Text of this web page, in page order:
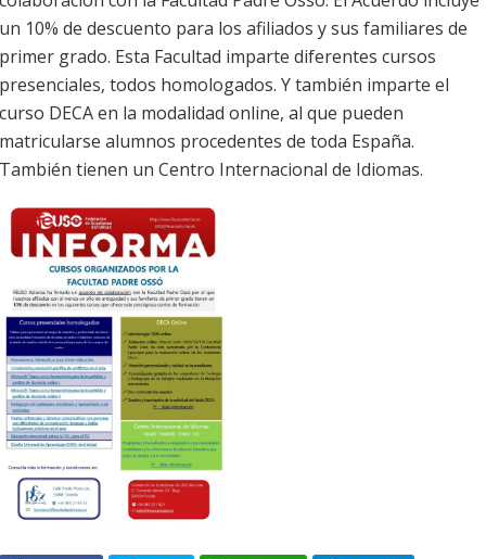
un 10% de descuento para los afiliados y sus familiares de
primer grado. Esta Facultad imparte diferentes cursos
presenciales, todos homologados. Y también imparte el
curso DECA en la modalidad online, al que pueden
matricularse alumnos procedentes de toda España.
También tienen un Centro Internacional de Idiomas.